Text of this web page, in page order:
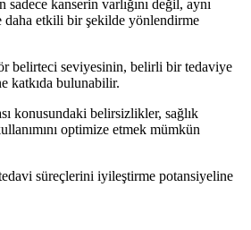
kanserin varlığını değil, aynı
daha etkili bir şekilde yönlendirme
belirteci seviyesinin, belirli bir tedaviye
katkıda bulunabilir.
konusundaki belirsizlikler, sağlık
optimize etmek mümkün
süreçlerini iyileştirme potansiyeline